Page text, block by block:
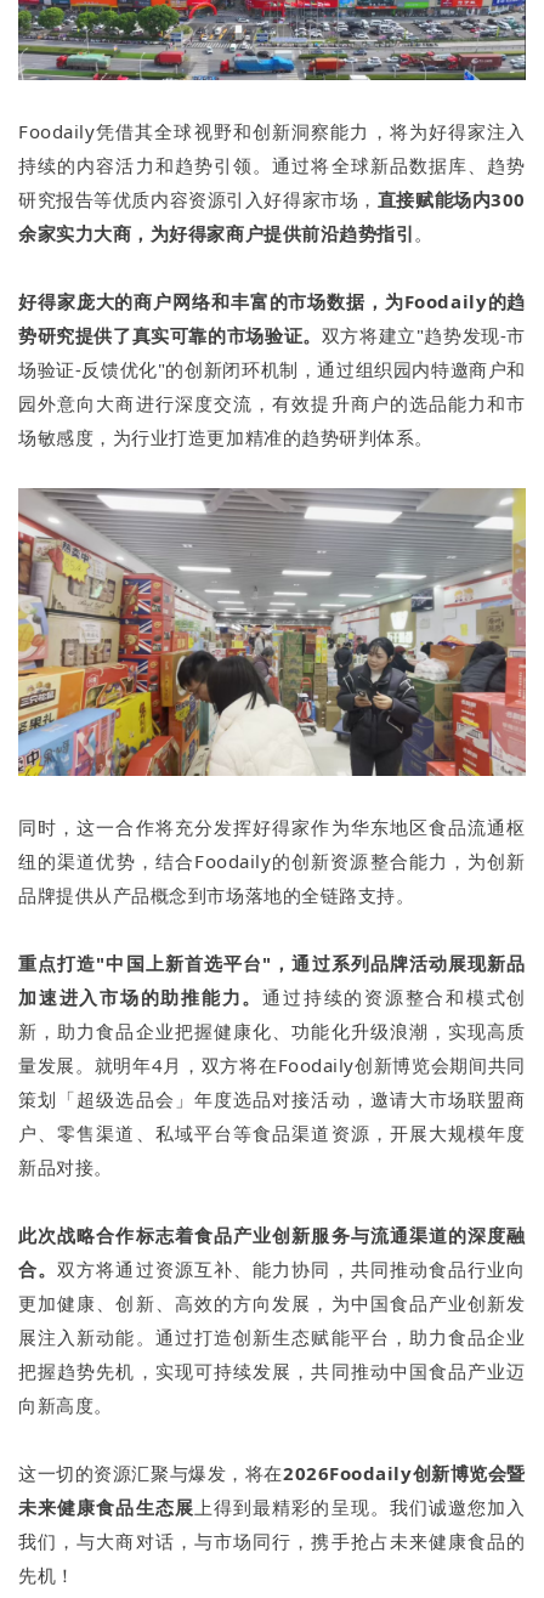
Foodaily凭借其全球视野和创新洞察能力，将为好得家注入
持续的内容活力和趋势引领。通过将全球新品数据库、趋势
研究报告等优质内容资源引入好得家市场， 直接赋能场内300
余家实力大商，为好得家商户提供前沿趋势指引。
好得家庞大的商户网络和丰富的市场数据，为Foodaily的趋
势研究提供了真实可靠的市场验证。 双方将建立"趋势发现-市
场验证-反馈优化"的创新闭环机制，通过组织园内特邀商户和
园外意向大商进行深度交流，有效提升商户的选品能力和市
场敏感度，为行业打造更加精准的趋势研判体系。
同时，这一合作将充分发挥好得家作为华东地区食品流通枢
纽的渠道优势，结合Foodaily的创新资源整合能力，为创新
品牌提供从产品概念到市场落地的全链路支持。
重点打造"中国上新首选平台"，通过系列品牌活动展现新品
加速进入市场的助推能力。通过持续的资源整合和模式创
新，助力食品企业把握健康化、功能化升级浪潮，实现高质
量发展。就明年4月，双方将在Foodaily创新博览会期间共同
策划「超级选品会」年度选品对接活动，邀请大市场联盟商
户、零售渠道、私域平台等食品渠道资源，开展大规模年度
新品对接。
此次战略合作标志着食品产业创新服务与流通渠道的深度融
合。双方将通过资源互补、能力协同，共同推动食品行业向
更加健康、创新、高效的方向发展，为中国食品产业创新发
展注入新动能。通过打造创新生态赋能平台，助力食品企业
把握趋势先机，实现可持续发展，共同推动中国食品产业迈
向新高度。
这一切的资源汇聚与爆发，将在2026Foodaily创新博览会暨
未来健康食品生态展上得到最精彩的呈现。我们诚邀您加入
我们，与大商对话，与市场同行，携手抢占未来健康食品的
先机！